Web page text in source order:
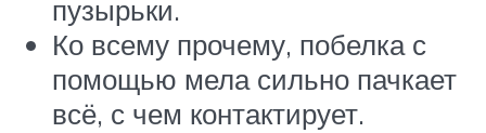
пузырьки.
Ко всему прочему, побелка с
помощью мела сильно пачкает
всё, с чем контактирует.